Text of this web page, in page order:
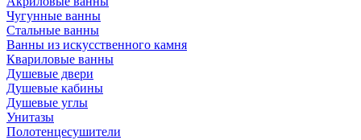
Чугунные ванны
Стальные ванны
Ванны из искусственного камня
Квариловые ванны
Душевые двери
Душевые кабины
Душевые углы
Унитазы
Полотенцесушители